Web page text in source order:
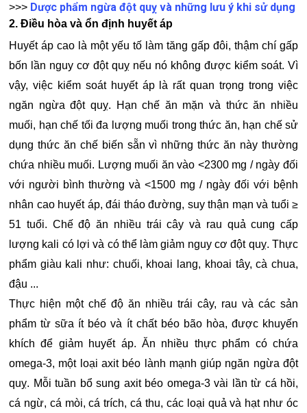
>>> Dược phẩm ngừa đột quỵ và những lưu ý khi sử dụng
2. Điều hòa và ổn định huyết áp
Huyết áp cao là một yếu tố làm tăng gấp đôi, thậm chí gấp
bốn lần nguy cơ đột quỵ nếu nó không được kiểm soát. Vì
vậy, việc kiểm soát huyết áp là rất quan trọng trong việc
ngăn ngừa đột quỵ. Hạn chế ăn mặn và thức ăn nhiều
muối, hạn chế tối đa lượng muối trong thức ăn, hạn chế sử
dụng thức ăn chế biến sẵn vì những thức ăn này thường
chứa nhiều muối. Lượng muối ăn vào <2300 mg / ngày đối
với người bình thường và <1500 mg / ngày đối với bệnh
nhân cao huyết áp, đái tháo đường, suy thận mạn và tuổi ≥
51 tuổi. Chế độ ăn nhiều trái cây và rau quả cung cấp
lượng kali có lợi và có thể làm giảm nguy cơ đột quỵ. Thực
phẩm giàu kali như: chuối, khoai lang, khoai tây, cà chua,
đậu ...
Thực hiện một chế độ ăn nhiều trái cây, rau và các sản
phẩm từ sữa ít béo và ít chất béo bão hòa, được khuyến
khích để giảm huyết áp. Ăn nhiều thực phẩm có chứa
omega-3, một loại axit béo lành mạnh giúp ngăn ngừa đột
quỵ. Mỗi tuần bổ sung axit béo omega-3 vài lần từ cá hồi,
cá ngừ, cá mòi, cá trích, cá thu, các loại quả và hạt như óc